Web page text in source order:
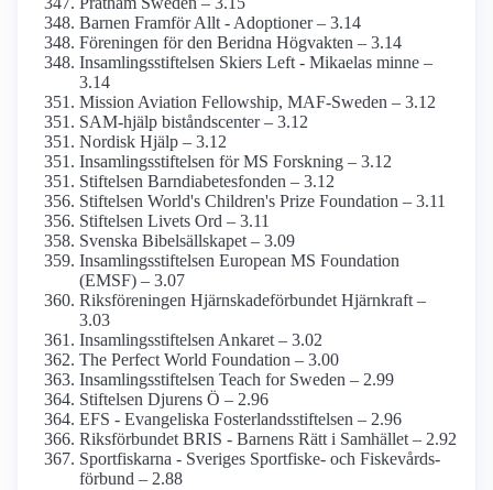
Barnen Framför Allt - Adoptioner – 3.14
Föreningen för den Beridna Högvakten – 3.14
Insamlings­stiftelsen Skiers Left - Mikaelas minne –
3.14
Mission Aviation Fellowship, MAF-Sweden – 3.12
SAM-hjälp biståndscenter – 3.12
Nordisk Hjälp – 3.12
Insamlings­stiftelsen för MS Forskning – 3.12
Stiftelsen Barndiabetes­fonden – 3.12
Stiftelsen World's Children's Prize Foundation – 3.11
Stiftelsen Livets Ord – 3.11
Svenska Bibelsällskapet – 3.09
Insamlings­stiftelsen European MS Foundation
(EMSF) – 3.07
Riksföreningen Hjärnskade­förbundet Hjärnkraft –
3.03
Insamlings­stiftelsen Ankaret – 3.02
The Perfect World Foundation – 3.00
Insamlings­stiftelsen Teach for Sweden – 2.99
Stiftelsen Djurens Ö – 2.96
EFS - Evangeliska Fosterlands­stiftelsen – 2.96
Riksförbundet BRIS - Barnens Rätt i Samhället – 2.92
Sportfiskarna - Sveriges Sportfiske- och Fiskevårds­
förbund – 2.88